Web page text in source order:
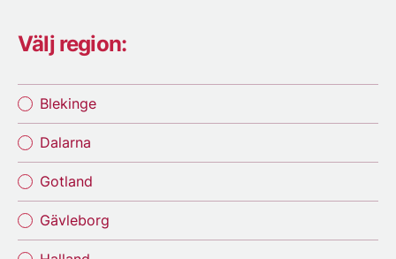
Välj region:
Blekinge
Dalarna
Gotland
Gävleborg